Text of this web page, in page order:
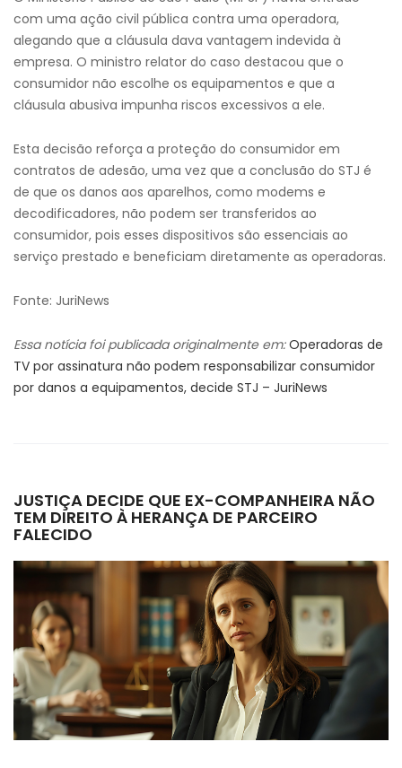
com uma ação civil pública contra uma operadora,
alegando que a cláusula dava vantagem indevida à
empresa. O ministro relator do caso destacou que o
consumidor não escolhe os equipamentos e que a
cláusula abusiva impunha riscos excessivos a ele.
Esta decisão reforça a proteção do consumidor em
contratos de adesão, uma vez que a conclusão do STJ é
de que os danos aos aparelhos, como modems e
decodificadores, não podem ser transferidos ao
consumidor, pois esses dispositivos são essenciais ao
serviço prestado e beneficiam diretamente as operadoras.
Fonte: JuriNews
Essa notícia foi publicada originalmente em: Operadoras de
TV por assinatura não podem responsabilizar consumidor
por danos a equipamentos, decide STJ – JuriNews
JUSTIÇA DECIDE QUE EX-COMPANHEIRA NÃO
TEM DIREITO À HERANÇA DE PARCEIRO
FALECIDO